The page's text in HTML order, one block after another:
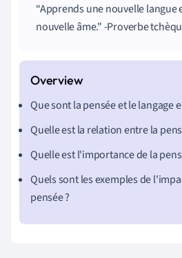
Apprends une nouvelle langue
nouvelle âme." -Proverbe
Que sont la pensée et le langage
Quelle est la relation entre la
Quelle est l'importance de la
Quels sont les exemples de
pensée ?